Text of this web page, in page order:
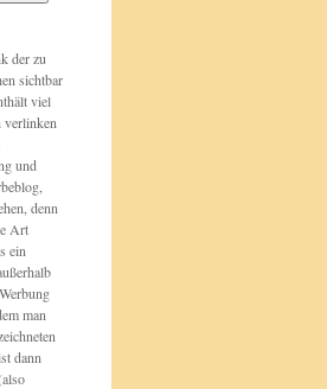
der zu
sichtbar
viel
verlinken
und
denn
Art
ein
man
dann